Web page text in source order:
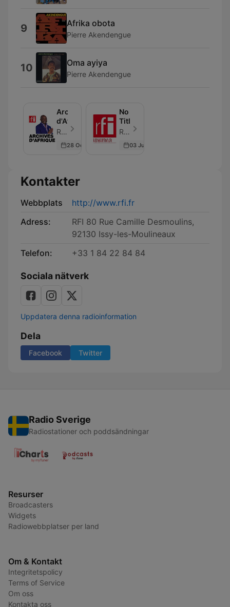
9 Afrika obota
Pierre Akendengue
10 Oma ayiya
Pierre Akendengue
Archives
d'Afrique
RFI - Avsnitt 24
28 Oct 2023
No
Title
RFI - Avsnitt 1
03 Jun 2026
Kontakter
Webbplats
http://www.rfi.fr
Adress:
RFI 80 Rue Camille Desmoulins,
92130 Issy-les-Moulineaux
Telefon:
+33 1 84 22 84 84
Sociala nätverk
Uppdatera denna radioinformation
Dela
Facebook Twitter
Radio Sverige
Radiostationer och poddsändningar
Resurser
Broadcasters
Widgets
Radiowebbplatser per land
Om & Kontakt
Integritetspolicy
Terms of Service
Om oss
Kontakta oss